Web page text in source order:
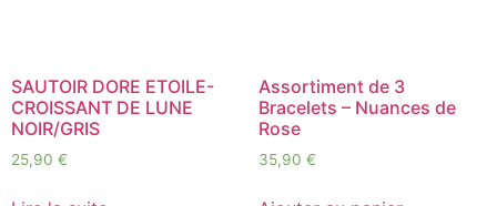
SAUTOIR DORE ETOILE-
CROISSANT DE LUNE
NOIR/GRIS
25,90 €
Assortiment de 3
Bracelets – Nuances de
Rose
35,90 €